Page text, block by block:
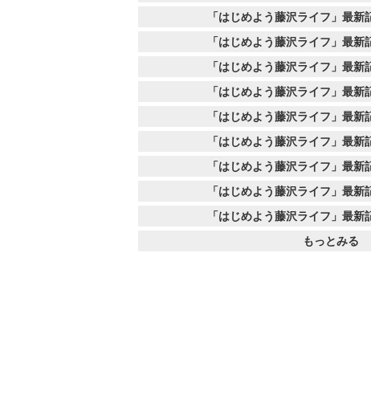
「はじめよう藤沢ライフ」最新
「はじめよう藤沢ライフ」最新
「はじめよう藤沢ライフ」最新
「はじめよう藤沢ライフ」最新
「はじめよう藤沢ライフ」最新
「はじめよう藤沢ライフ」最新
「はじめよう藤沢ライフ」最新
「はじめよう藤沢ライフ」最新
「はじめよう藤沢ライフ」最新
もっとみる